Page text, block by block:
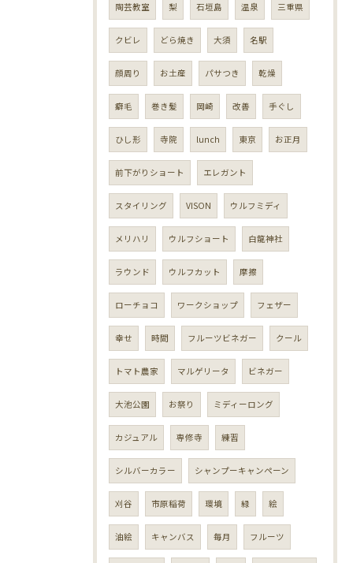
陶芸教室 梨 石垣島 温泉 三重県
クビレ どら焼き 大須 名駅
顔周り お土産 パサつき 乾燥
癖毛 巻き髪 岡崎 改善 手ぐし
ひし形 寺院 lunch 東京 お正月
前下がりショート エレガント
スタイリング VISON ウルフミディ
メリハリ ウルフショート 白龍神社
ラウンド ウルフカット 摩擦
ローチョコ ワークショップ フェザー
幸せ 時間 フルーツビネガー クール
トマト農家 マルゲリータ ビネガー
大池公園 お祭り ミディーロング
カジュアル 専修寺 練習
シルバーカラー シャンプーキャンペーン
刈谷 市原稲荷 環境 緑 絵
油絵 キャンバス 毎月 フルーツ